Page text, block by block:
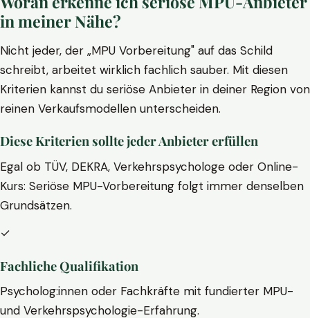
in meiner Nähe?
Nicht jeder, der „MPU Vorbereitung" auf das Schild
schreibt, arbeitet wirklich fachlich sauber. Mit diesen
Kriterien kannst du seriöse Anbieter in deiner Region von
reinen Verkaufsmodellen unterscheiden.
Diese Kriterien sollte jeder Anbieter erfüllen
Egal ob TÜV, DEKRA, Verkehrspsychologe oder Online-
Kurs: Seriöse MPU-Vorbereitung folgt immer denselben
Grundsätzen.
✓
Fachliche Qualifikation
Psycholog:innen oder Fachkräfte mit fundierter MPU-
und Verkehrspsychologie-Erfahrung.